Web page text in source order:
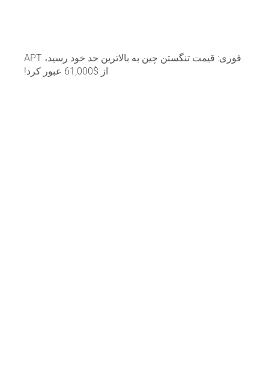
فوری: قیمت تنگستن چین به بالاترین حد خود رسید، APT
از $61,000 عبور کرد!